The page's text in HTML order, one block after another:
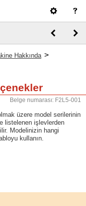
Hakkında >
Belge numarası: F2L5-001
üzere model serilerinin
listelenen işlevlerden
Modelinizin hangi
kullanın.